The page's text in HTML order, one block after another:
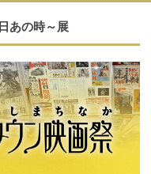
あの時～展